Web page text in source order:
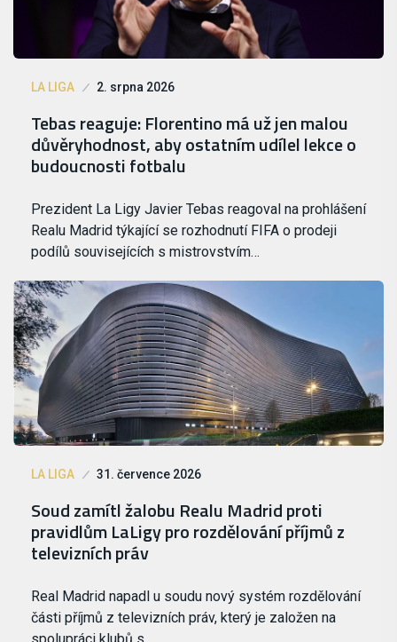
LA LIGA 2. srpna 2026
Tebas reaguje: Florentino má už jen malou
důvěryhodnost, aby ostatním udílel lekce o
budoucnosti fotbalu
Prezident La Ligy Javier Tebas reagoval na prohlášení
Realu Madrid týkající se rozhodnutí FIFA o prodeji
podílů souvisejících s mistrovstvím…
LA LIGA 31. července 2026
Soud zamítl žalobu Realu Madrid proti
pravidlům LaLigy pro rozdělování příjmů z
televizních práv
Real Madrid napadl u soudu nový systém rozdělování
části příjmů z televizních práv, který je založen na